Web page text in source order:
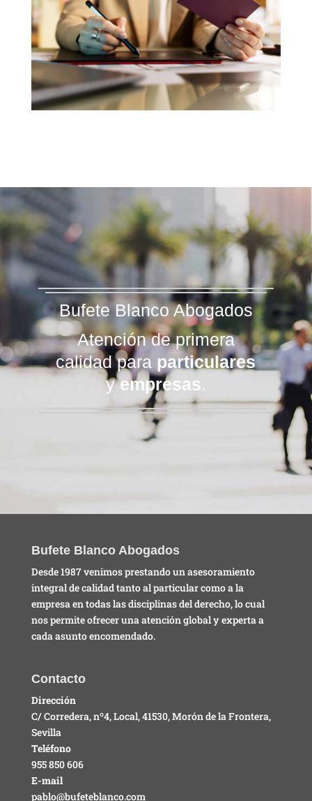
Bufete Blanco Abogados
Atención de primera
calidad para particulares
yempresas.
Bufete Blanco Abogados
Desde 1987 venimos prestando un asesoramiento
integral de calidad tanto al particular como a la
empresa en todas las disciplinas del derecho, lo cual
nos permite ofrecer una atención global y experta a
cada asunto encomendado.
Contacto
Dirección
C/ Corredera, nº4, Local, 41530, Morón de la Frontera,
Sevilla
Teléfono
955 850 606
E-mail
pablo@bufeteblanco.com